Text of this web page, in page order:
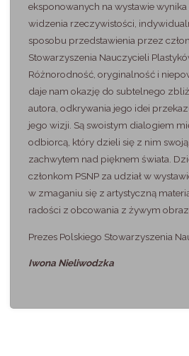
eksponowanych na wystawie
widzenia rzeczywistości,
sposobu przedstawienia przez
Stowarzyszenia Nauczycieli
Różnorodność, oryginalność i
daje nam okazję do subtelnego
autora, odkrywania jego idei
jego wizji. Są swoistym dialogiem
odbiorcą, który dzieli się z nim swoją
zachwytem nad pięknem świata.
członkom PSNP za udział w
w zmaganiu się z artystyczną
radości z obcowania z żywym
Prezes Polskiego Stowarzyszenia
Iwona Nieliwodzka